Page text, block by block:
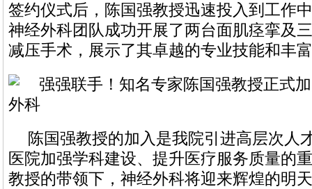
签约仪式后，陈国强教授迅速投入到工作
神经外科团队成功开展了两台面肌痉挛及
减压手术，展示了其卓越的专业技能和丰
陈国强教授的加入是我院引进高层次人
医院加强学科建设、提升医疗服务质量的
教授的带领下，神经外科将迎来辉煌的明